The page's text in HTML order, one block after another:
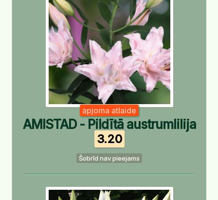
apjoma atlaide
AMISTAD - Pildītā austrumlilija
3.20
Šobrīd nav pieejams